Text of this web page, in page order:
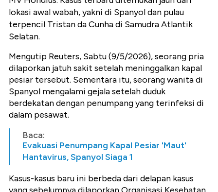
lokasi awal wabah, yakni di Spanyol dan pulau
terpencil Tristan da Cunha di Samudra Atlantik
Selatan.
Mengutip Reuters, Sabtu (9/5/2026), seorang pria
dilaporkan jatuh sakit setelah meninggalkan kapal
pesiar tersebut. Sementara itu, seorang wanita di
Spanyol mengalami gejala setelah duduk
berdekatan dengan penumpang yang terinfeksi di
dalam pesawat.
Baca:
Evakuasi Penumpang Kapal Pesiar 'Maut'
Hantavirus, Spanyol Siaga 1
Kasus-kasus baru ini berbeda dari delapan kasus